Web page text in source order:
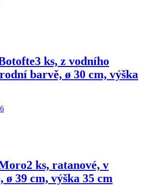
3 ks, z vodního
barvě, ø 30 cm, výška
2 ks, ratanové, v
39 cm, výška 35 cm